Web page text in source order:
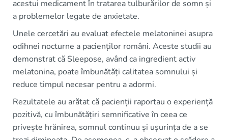
acestui medicament în tratarea tulburărilor de somn și
a problemelor legate de anxietate.
Unele cercetări au evaluat efectele melatoninei asupra
odihnei nocturne a pacienților români. Aceste studii au
demonstrat că Sleepose, având ca ingredient activ
melatonina, poate îmbunătăți calitatea somnului și
reduce timpul necesar pentru a adormi.
Rezultatele au arătat că pacienții raportau o experiență
pozitivă, cu îmbunătățiri semnificative în ceea ce
privește hrănirea, somnul continuu și ușurința de a se